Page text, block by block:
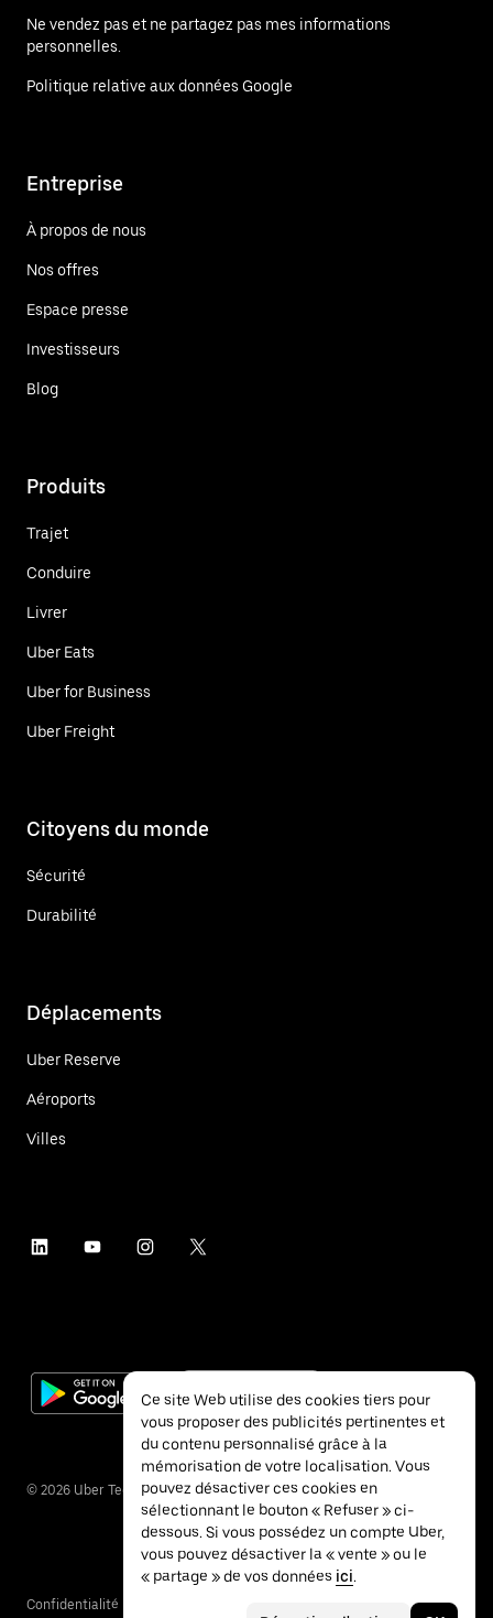
Ne vendez pas et ne partagez pas mes informations
personnelles.
Politique relative aux données Google
Entreprise
À propos de nous
Nos offres
Espace presse
Investisseurs
Blog
Produits
Trajet
Conduire
Livrer
Uber Eats
Uber for Business
Uber Freight
Citoyens du monde
Sécurité
Durabilité
Déplacements
Uber Reserve
Aéroports
Villes
© 2026 Uber Technologies Inc.
Confidentialité
Ce site Web utilise des cookies tiers pour
vous proposer des publicités pertinentes et
du contenu personnalisé grâce à la
mémorisation de votre localisation. Vous
pouvez désactiver ces cookies en
sélectionnant le bouton « Refuser » ci-
dessous. Si vous possédez un compte Uber,
vous pouvez désactiver la « vente » ou le
« partage » de vos données ici.